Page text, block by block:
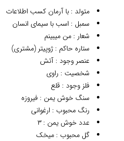
متولد : با آرمان کسب اطلاعات
سمبل : اسب با سیمای انسان
شعار : من میبینم
ستاره حاکم : ژوپیتر (مشتری)
عنصر وجود : آتش
شخصیت : راوی
فلز وجود : قلع
سنگ خوش یمن : فیروزه
رنگ محبوب : ارغوانی
عدد خوش یمن : ۳
گل محبوب : میخک